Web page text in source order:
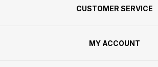
CUSTOMER SERVICE
MY ACCOUNT